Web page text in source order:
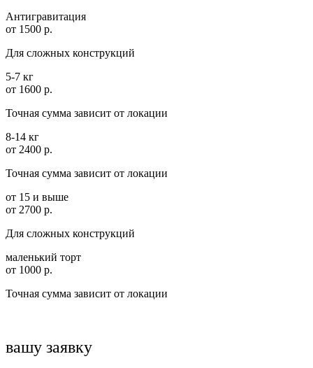
Антигравитация
от 1500 р.
Для сложных конструкций
5-7 кг
от 1600 р.
Точная сумма зависит от локации
8-14 кг
от 2400 р.
Точная сумма зависит от локации
от 15 и выше
от 2700 р.
Для сложных конструкций
маленький торт
от 1000 р.
Точная сумма зависит от локации
вашу заявку